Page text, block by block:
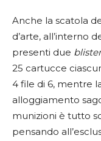
Anche la scatola
d’arte, all’interno
presenti due
25 cartucce
4 file di 6, mentre
alloggiamento
munizioni è tutto
pensando